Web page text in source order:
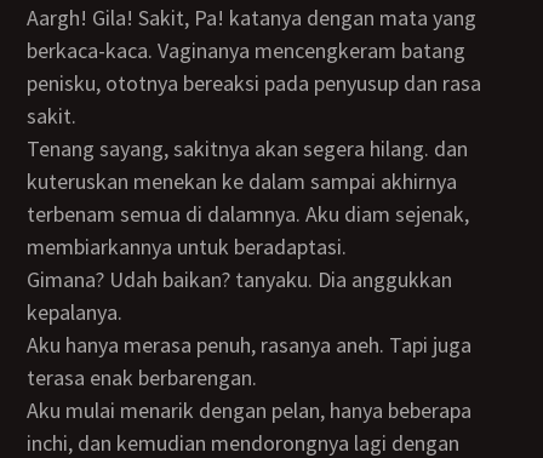
Aargh! Gila! Sakit, Pa! katanya dengan mata yang
berkaca-kaca. Vaginanya mencengkeram batang
penisku, ototnya bereaksi pada penyusup dan rasa
sakit.
Tenang sayang, sakitnya akan segera hilang. dan
kuteruskan menekan ke dalam sampai akhirnya
terbenam semua di dalamnya. Aku diam sejenak,
membiarkannya untuk beradaptasi.
Gimana? Udah baikan? tanyaku. Dia anggukkan
kepalanya.
Aku hanya merasa penuh, rasanya aneh. Tapi juga
terasa enak berbarengan.
Aku mulai menarik dengan pelan, hanya beberapa
inchi, dan kemudian mendorongnya lagi dengan